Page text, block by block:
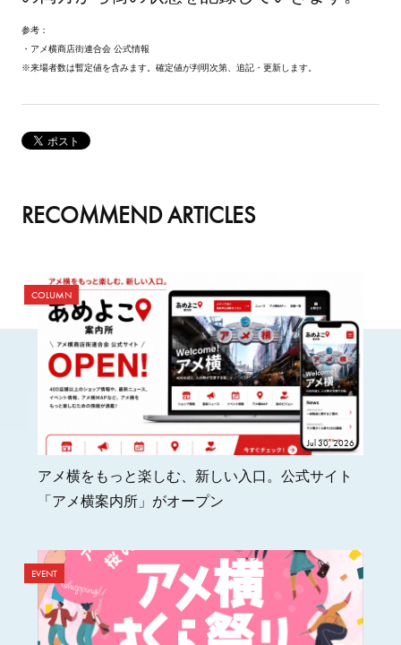
参考：
・アメ横商店街連合会 公式情報
※来場者数は暫定値を含みます。確定値が判明次第、追記・更新します。
RECOMMEND ARTICLES
Jul 30, 2026
COLUMN
アメ横をもっと楽しむ、新しい入口。公式サイト
「アメ横案内所」がオープン
EVENT